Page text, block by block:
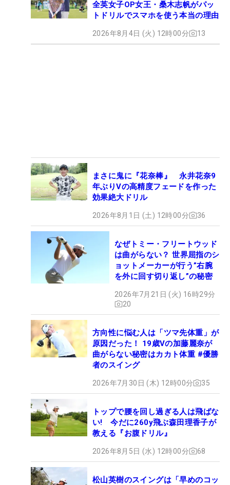
全英女子OP女王・桑木志帆がパッ
トドリルでスマホを使う本当の理由
2026年8月4日 (火) 12時00分 13
まさに鬼に『花奈棒』 永井花奈9
年ぶりVの高精度フェードを作った
効果絶大ドリル
2026年8月1日 (土) 12時00分 36
なぜトミー・フリートウッド
は曲がらない？ 世界屈指のシ
ョットメーカーが行う”右腕
を外に回す切り返し”の秘密
2026年7月21日 (火) 16時29分
20
方向性に悩む人は「ツマ先体重」が
原因だった！ 19歳Vの加藤麗奈が
曲がらない秘密はカカト体重 #優勝
者のスイング
2026年7月30日 (木) 12時00分 35
トップで腰を回し過ぎる人は飛ばな
い! 今だに260y飛ぶ森田理香子が
教える『お腹ドリル』
2026年8月5日 (水) 12時00分 68
松山英樹のスイングは「早めのコッ